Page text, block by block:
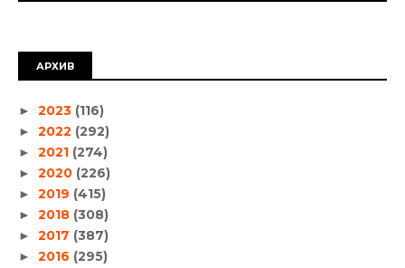
АРХИВ
► 2023 (116)
► 2022 (292)
► 2021 (274)
► 2020 (226)
► 2019 (415)
► 2018 (308)
► 2017 (387)
► 2016 (295)